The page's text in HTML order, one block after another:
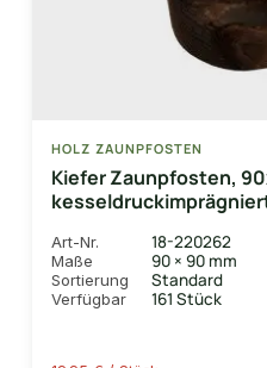
HOLZ ZAUNPFOSTEN
Kiefer Zaunpfosten,
Art-Nr. 18-220262
Maße 90 × 90 mm
Sortierung Standard
Verfügbar 161 Stück